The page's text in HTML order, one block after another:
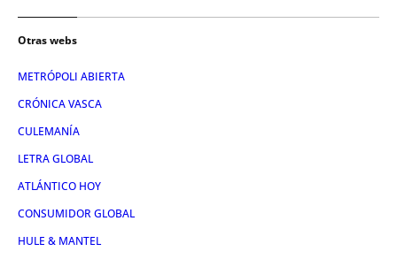
Otras webs
METRÓPOLI ABIERTA
CRÓNICA VASCA
CULEMANÍA
LETRA GLOBAL
ATLÁNTICO HOY
CONSUMIDOR GLOBAL
HULE & MANTEL